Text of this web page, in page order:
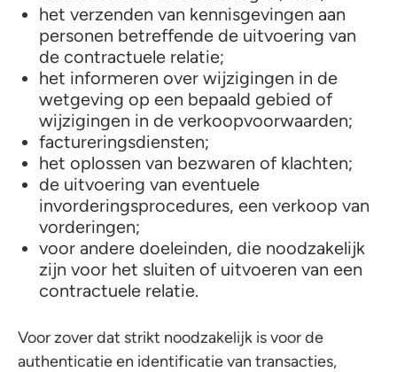
het verzenden van kennisgevingen aan
personen betreffende de uitvoering van
de contractuele relatie;
het informeren over wijzigingen in de
wetgeving op een bepaald gebied of
wijzigingen in de verkoopvoorwaarden;
factureringsdiensten;
het oplossen van bezwaren of klachten;
de uitvoering van eventuele
invorderingsprocedures, een verkoop van
vorderingen;
voor andere doeleinden, die noodzakelijk
zijn voor het sluiten of uitvoeren van een
contractuele relatie.
Voor zover dat strikt noodzakelijk is voor de
authenticatie en identificatie van transacties,